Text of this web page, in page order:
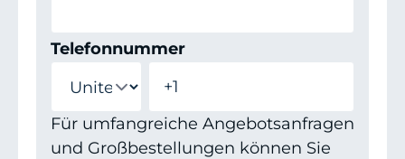
Telefonnummer
Für umfangreiche Angebotsanfragen
und Großbestellungen können Sie